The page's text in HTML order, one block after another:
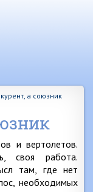
а союзник
и вертолетов.
своя работа.
там, где нет
необходимых